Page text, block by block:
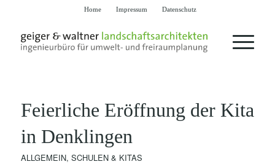
Home Impressum Datenschutz
Feierliche Eröffnung der Kita
in Denklingen
ALLGEMEIN, SCHULEN & KITAS